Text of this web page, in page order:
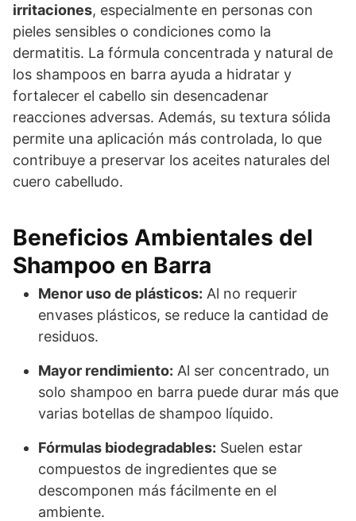
irritaciones, especialmente en personas con
pieles sensibles o condiciones como la
dermatitis. La fórmula concentrada y natural de
los shampoos en barra ayuda a hidratar y
fortalecer el cabello sin desencadenar
reacciones adversas. Además, su textura sólida
permite una aplicación más controlada, lo que
contribuye a preservar los aceites naturales del
cuero cabelludo.
Beneficios Ambientales del
Shampoo en Barra
Menor uso de plásticos: Al no requerir
envases plásticos, se reduce la cantidad de
residuos.
Mayor rendimiento: Al ser concentrado, un
solo shampoo en barra puede durar más que
varias botellas de shampoo líquido.
Fórmulas biodegradables: Suelen estar
compuestos de ingredientes que se
descomponen más fácilmente en el
ambiente.